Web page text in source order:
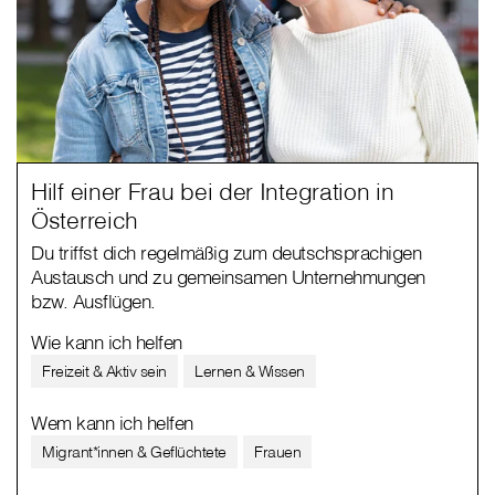
Hilf einer Frau bei der Integration in
Österreich
Du triffst dich regelmäßig zum deutschsprachigen
Austausch und zu gemeinsamen Unternehmungen
bzw. Ausflügen.
Wie kann ich helfen
Freizeit & Aktiv sein Lernen & Wissen
Wem kann ich helfen
Migrant*innen & Geflüchtete Frauen